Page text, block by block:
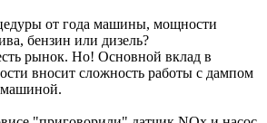
от года машины, мощности
бензин или дизель?
рынок. Но! Основной вклад в
вносит сложность работы с дампом
машиной.